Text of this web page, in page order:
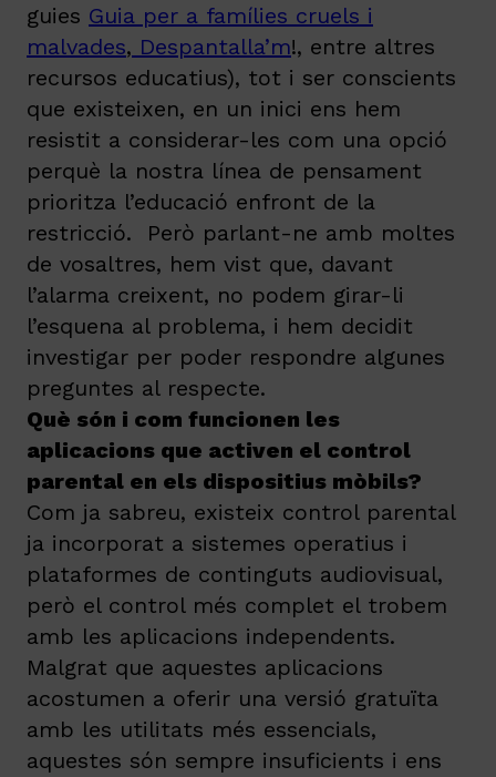
guies Guia per a famílies cruels i
malvades, Despantalla’m!, entre altres
recursos educatius), tot i ser conscients
que existeixen, en un inici ens hem
resistit a considerar-les com una opció
perquè la nostra línea de pensament
prioritza l’educació enfront de la
restricció. Però parlant-ne amb moltes
de vosaltres, hem vist que, davant
l’alarma creixent, no podem girar-li
l’esquena al problema, i hem decidit
investigar per poder respondre algunes
preguntes al respecte.
Què són i com funcionen les
aplicacions que activen el control
parental en els dispositius mòbils?
Com ja sabreu, existeix control parental
ja incorporat a sistemes operatius i
plataformes de continguts audiovisual,
però el control més complet el trobem
amb les aplicacions independents.
Malgrat que aquestes aplicacions
acostumen a oferir una versió gratuïta
amb les utilitats més essencials,
aquestes són sempre insuficients i ens